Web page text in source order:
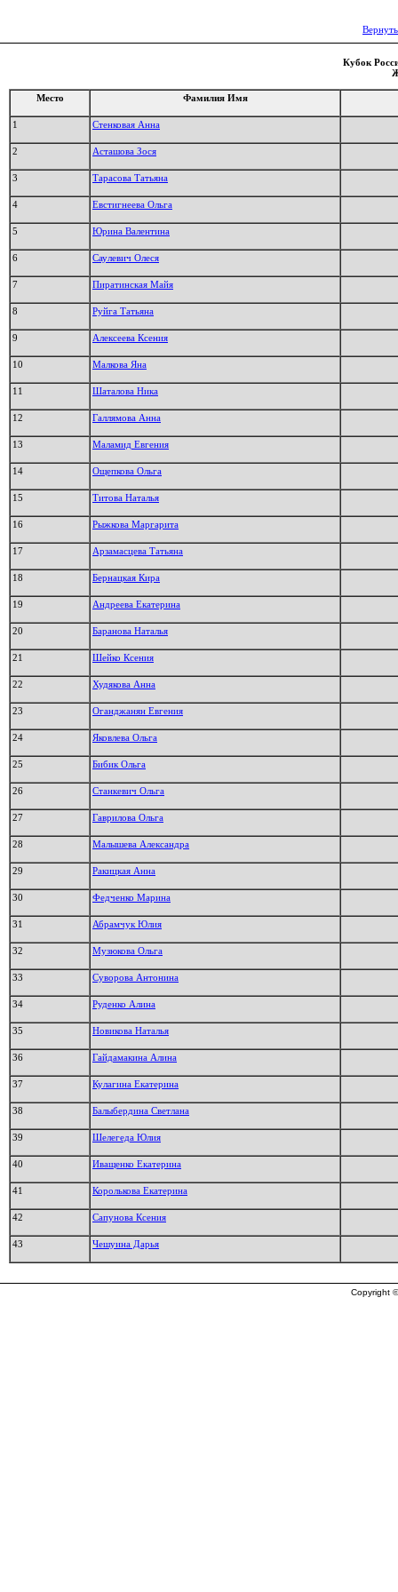
Кубок
Место Фамилия Имя
1 Стенковая Анна
2 Асташова Зося
3 Тарасова Татьяна
4 Евстигнеева Ольга
5 Юрина Валентина
6 Саулевич Олеся
7 Пиратинская Майя
8 Руйга Татьяна
9 Алексеева Ксения
10 Малкова Яна
11 Шаталова Ника
12 Галлямова Анна
13 Маламид Евгения
14 Ощепкова Ольга
15 Титова Наталья
16 Рыжкова Маргарита
17 Арзамасцева Татьяна
18 Бернацкая Кира
19 Андреева Екатерина
20 Баранова Наталья
21 Шейко Ксения
22 Худякова Анна
23 Оганджанян Евгения
24 Яковлева Ольга
25 Бибик Ольга
26 Станкевич Ольга
27 Гаврилова Ольга
28 Малышева Александра
29 Ракицкая Анна
30 Федченко Марина
31 Абрамчук Юлия
32 Музюкова Ольга
33 Суворова Антонина
34 Руденко Алина
35 Новикова Наталья
36 Гайдамакина Алина
37 Кулагина Екатерина
38 Балыбердина Светлана
39 Шелегеда Юлия
40 Иващенко Екатерина
41 Королькова Екатерина
42 Сапунова Ксения
43 Чешуина Дарья
Copyright